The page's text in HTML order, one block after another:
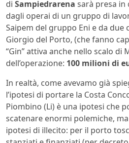
di Sampiedrarena sarà presa in
dagli operai di un gruppo di
Saipem del gruppo Eni e da due
Giorgio del Porto, (che fanno
“Gin” attiva anche nello scalo di
dell’operazione: 100 milioni di
In realtà, come avevamo già
l’ipotesi di portare la Costa
Piombino (Li) è una ipotesi che
scatenare enormi polemiche,
ipotesi di illecito: per il porto